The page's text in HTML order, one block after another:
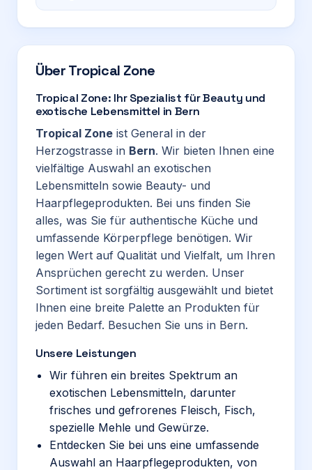
ÜberTropical Zone
Tropical Zone: Ihr Spezialist für Beauty und
exotische Lebensmittel in Bern
Tropical Zone ist General in der
Herzogstrasse in Bern. Wir bieten Ihnen eine
vielfältige Auswahl an exotischen
Lebensmitteln sowie Beauty- und
Haarpflegeprodukten. Bei uns finden Sie
alles, was Sie für authentische Küche und
umfassende Körperpflege benötigen. Wir
legen Wert auf Qualität und Vielfalt, um Ihren
Ansprüchen gerecht zu werden. Unser
Sortiment ist sorgfältig ausgewählt und bietet
Ihnen eine breite Palette an Produkten für
jeden Bedarf. Besuchen Sie uns in Bern.
Unsere Leistungen
Wir führen ein breites Spektrum an
exotischen Lebensmitteln, darunter
frisches und gefrorenes Fleisch, Fisch,
spezielle Mehle und Gewürze.
Entdecken Sie bei uns eine umfassende
Auswahl an Haarpflegeprodukten, von